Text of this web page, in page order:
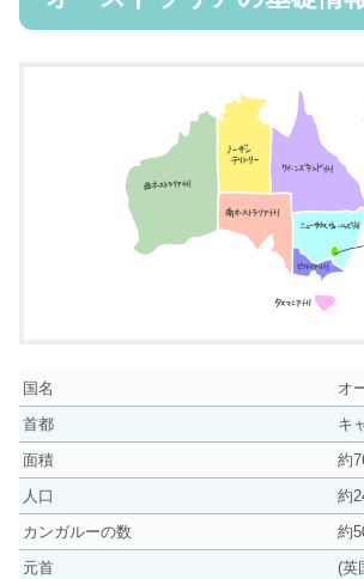
国名
オ
首都
キ
面積
約
人口
約
カンガルーの数
約
元首
(英